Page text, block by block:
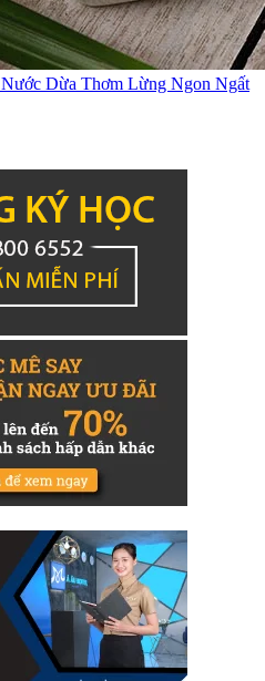
Dừa Thơm Lừng Ngon Ngất